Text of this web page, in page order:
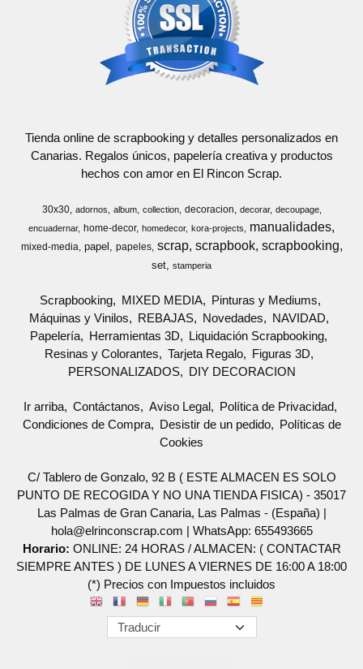
Tienda online de scrapbooking y detalles personalizados en
Canarias. Regalos únicos, papelería creativa y productos
hechos con amor en El Rincon Scrap.
30x30 adornos album collection decoracion decorar
decoupage
encuadernar
home-decor homedecor kora-projects manualidades
mixed-media papel papeles scrap scrapbook scrapbooking
set stamperia
Scrapbooking MIXED MEDIA
Pinturas y Mediums
Máquinas y Vinilos
REBAJAS Novedades
NAVIDAD
Papelería
Herramientas 3D
Liquidación Scrapbooking
Resinas y Colorantes
Tarjeta Regalo
Figuras 3D
PERSONALIZADOS
DIY DECORACION
Ir arriba Contáctanos Aviso Legal
Política de Privacidad
Condiciones de Compra
Desistir de un pedido
Políticas de
Cookies
C/ Tablero de Gonzalo, 92 B ( ESTE ALMACEN ES SOLO
PUNTO DE RECOGIDA Y NO UNA TIENDA FISICA) - 35017
Las Palmas de Gran Canaria, Las Palmas - (España) |
hola@elrinconscrap.com | WhatsApp: 655493665
Horario: ONLINE: 24 HORAS / ALMACEN: ( CONTACTAR
SIEMPRE ANTES ) DE LUNES A VIERNES DE 16:00 A 18:00
(*) Precios con Impuestos incluidos